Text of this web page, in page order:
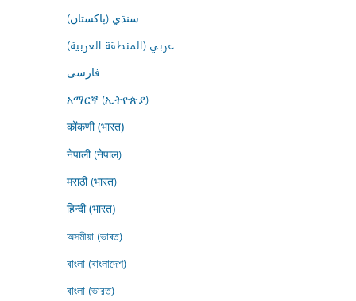
سنڌي (پاکستان)
عربي (المنطقة العربية)
فارسى
አማርኛ (ኢትዮጵያ)
कोंकणी (भारत)
नेपाली (नेपाल)
मराठी (भारत)
हिन्दी (भारत)
অসমীয়া (ভাৰত)
বাংলা (বাংলাদেশ)
বাংলা (ভারত)